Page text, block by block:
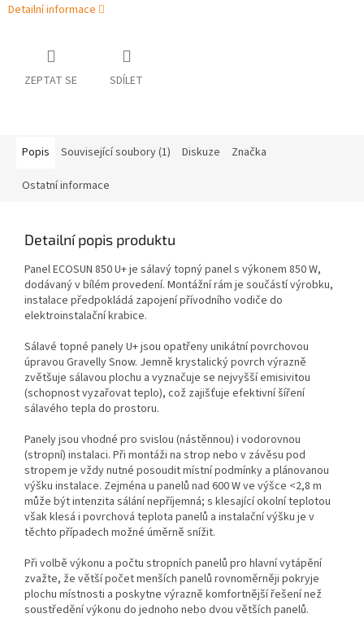
Detailní informace
ZEPTAT SE SDÍLET
Popis Související soubory (1) Diskuze Značka
Ostatní informace
Detailní popis produktu
Panel ECOSUN 850 U+ je sálavý topný panel s výkonem 850 W,
dodávaný v bílém provedení. Montážní rám je součástí výrobku,
instalace předpokládá zapojení přívodního vodiče do
elektroinstalační krabice.
Sálavé topné panely U+ jsou opatřeny unikátní povrchovou
úpravou Gravelly Snow. Jemně krystalický povrch výrazně
zvětšuje sálavou plochu a vyznačuje se nejvyšší emisivitou
(schopnost vyzařovat teplo), což zajišťuje efektivní šíření
sálavého tepla do prostoru.
Panely jsou vhodné pro svislou (nástěnnou) i vodorovnou
(stropní) instalaci. Při montáži na strop nebo v závěsu pod
stropem je vždy nutné posoudit místní podmínky a plánovanou
výšku instalace. Zejména u panelů nad 600 W ve výšce <2,8 m
může být intenzita sálání nepříjemná; s klesající okolní teplotou
však klesá i povrchová teplota panelů a instalační výšku je v
těchto případech možné úměrně snížit.
Při volbě výkonu a počtu stropních panelů pro hlavní vytápění
zvažte, že větší počet menších panelů rovnoměrněji pokryje
plochu místnosti a poskytne výrazně komfortnější řešení než
soustředění výkonu do jednoho nebo dvou větších panelů.